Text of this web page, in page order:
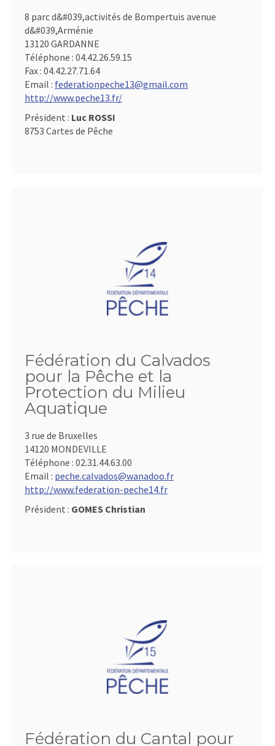
8 parc d&#039,activités de Bompertuis avenue
d&#039,Arménie
13120 GARDANNE
Téléphone : 04.42.26.59.15
Fax : 04.42.27.71.64
Email : federationpeche13@gmail.com
http://www.peche13.fr/
Président : Luc ROSSI
8753 Cartes de Pêche
Fédération du Calvados
pour la Pêche et la
Protection du Milieu
Aquatique
3 rue de Bruxelles
14120 MONDEVILLE
Téléphone : 02.31.44.63.00
Email : peche.calvados@wanadoo.fr
http://www.federation-peche14.fr
Président : GOMES Christian
Fédération du Cantal pour